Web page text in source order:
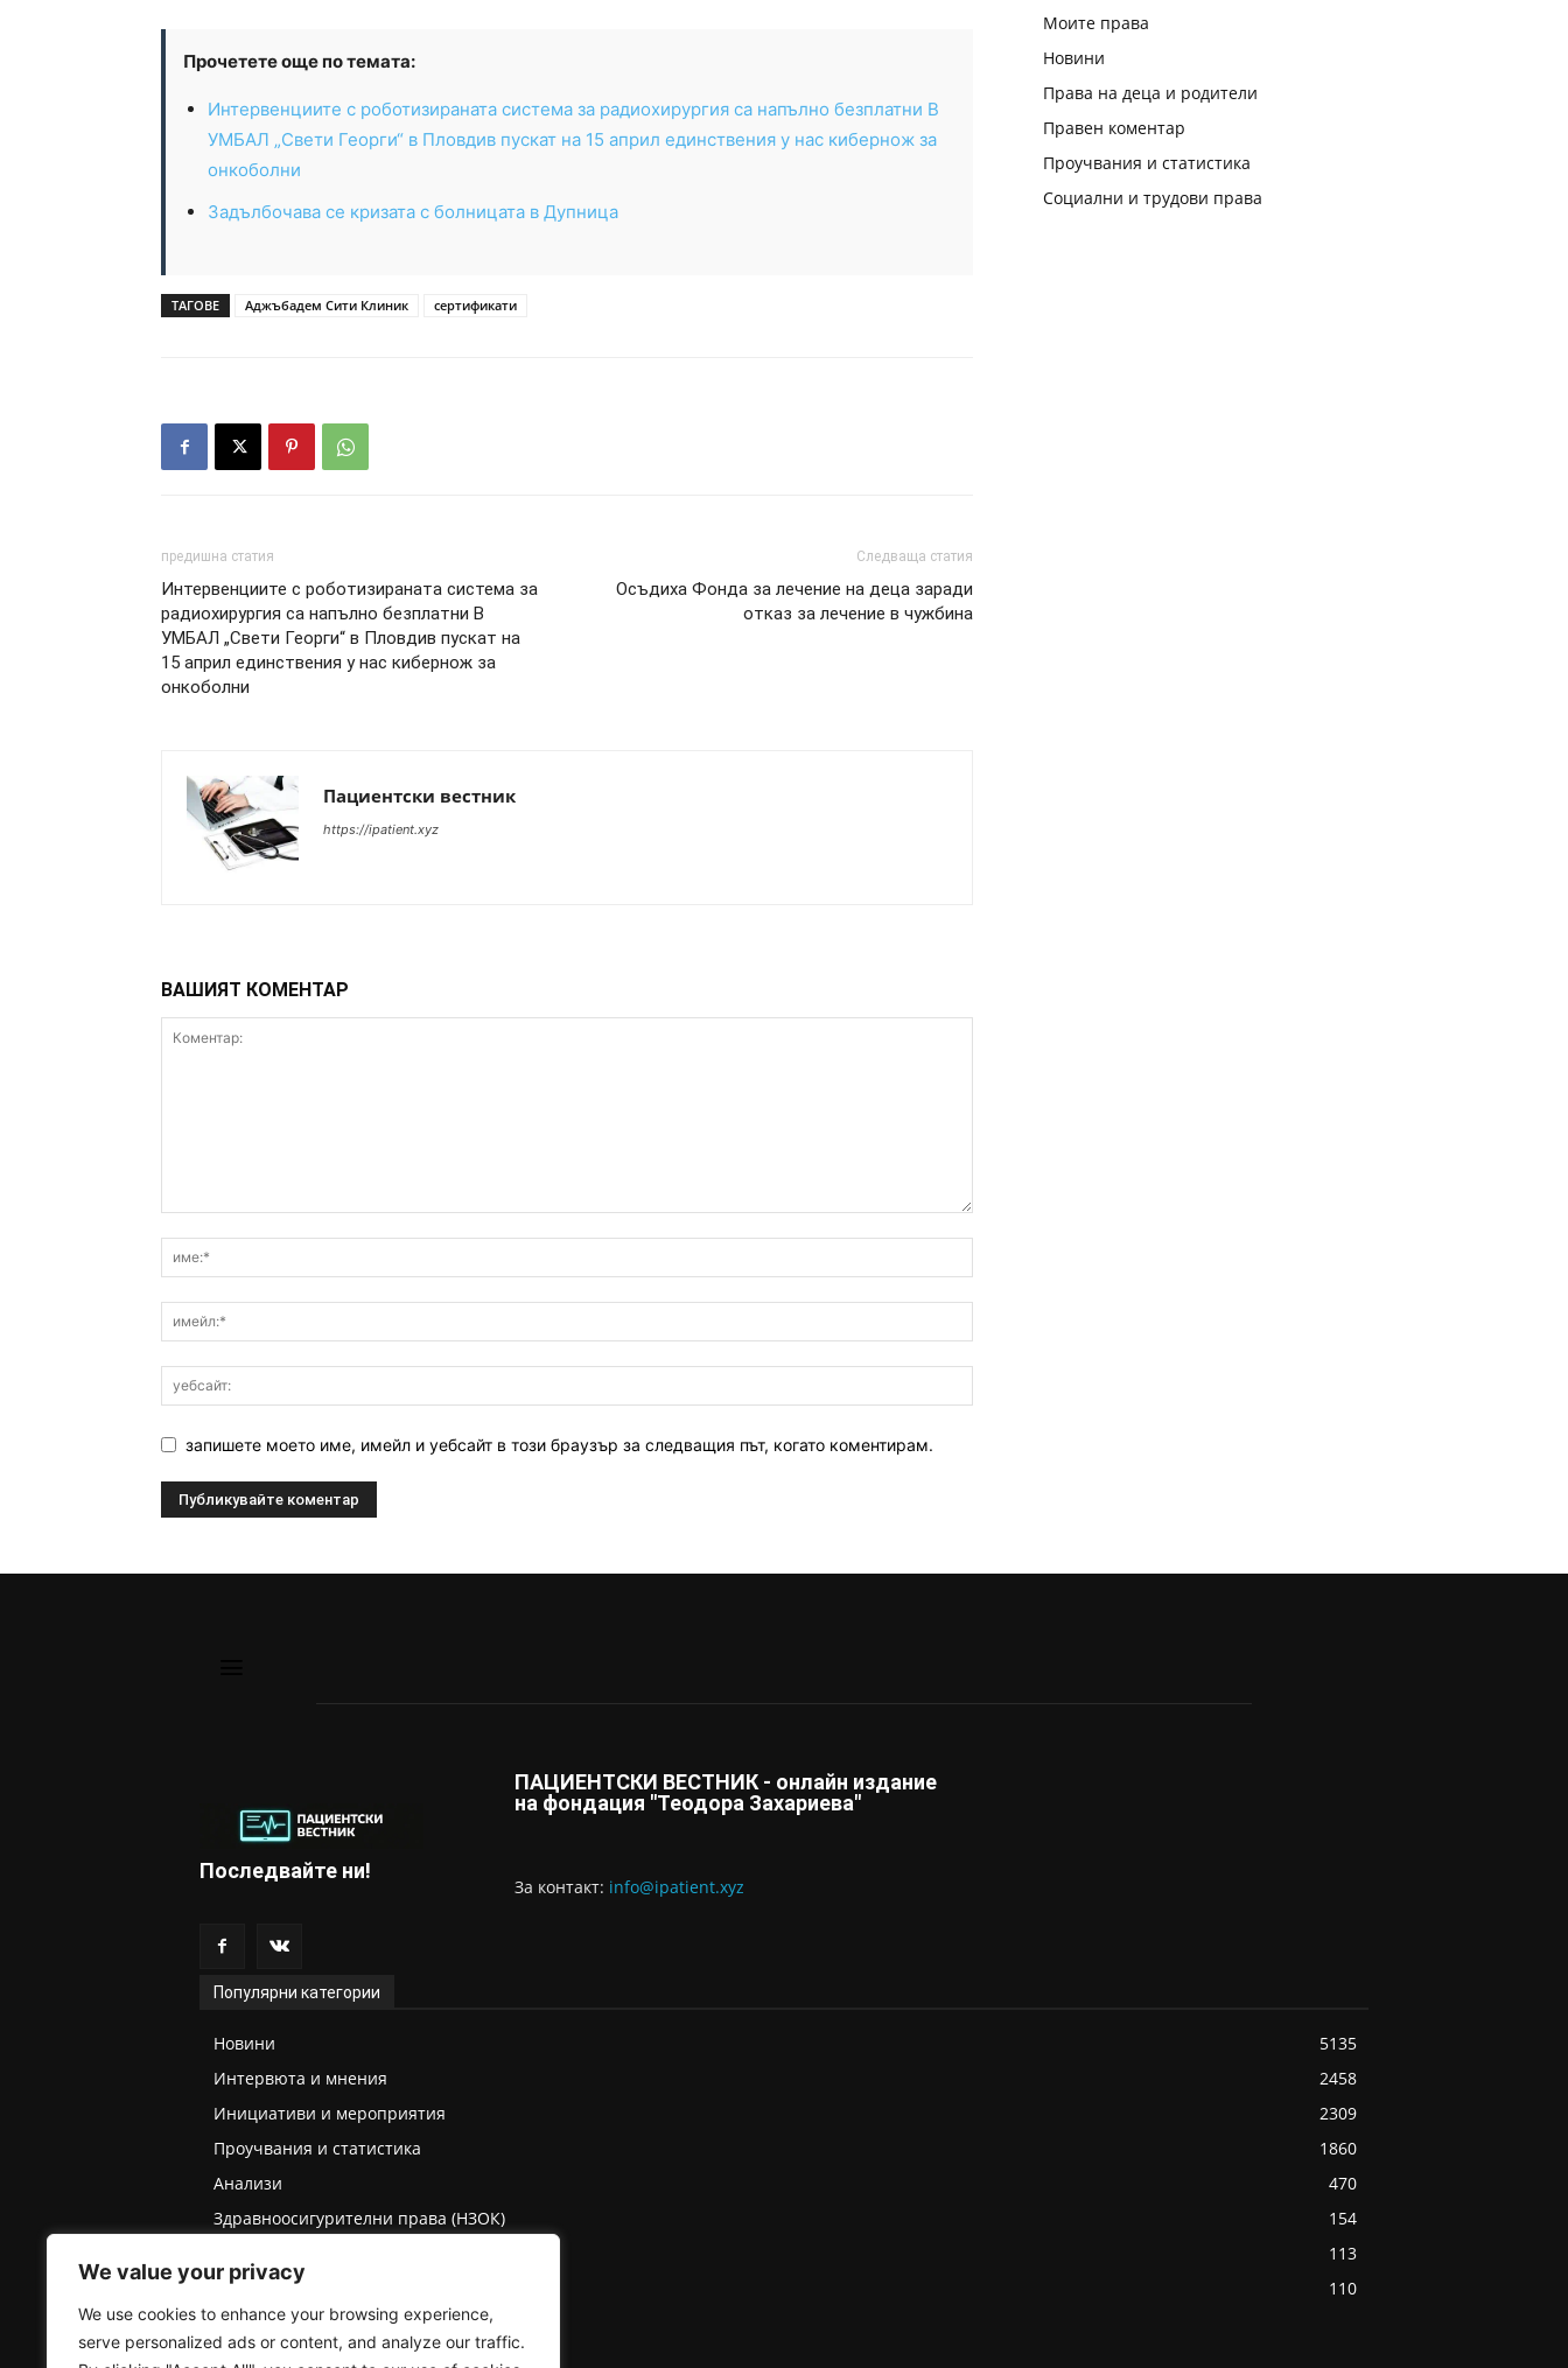
We value your privacy
We use cookies to enhance your browsing experience,
serve personalized ads or content, and analyze our traffic.
Прочетете още по темата:
Интервенциите с роботизираната система за радиохирургия са напълно безплатни В
УМБАЛ „Свети Георги“ в Пловдив пускат на 15 април единствения у нас кибернож за
онкоболни
Задълбочава се кризата с болницата в Дупница
ТАГОВЕ Аджъбадем Сити Клиник сертификати
предишна статия
Интервенциите с роботизираната система за
радиохирургия са напълно безплатни В
УМБАЛ „Свети Георги“ в Пловдив пускат на
15 април единствения у нас кибернож за
онкоболни
Следваща статия
Осъдиха Фонда за лечение на деца заради
отказ за лечение в чужбина
Пациентски вестник
https://ipatient.xyz
ВАШИЯТ КОМЕНТАР
запишете моето име, имейл и уебсайт в този браузър за следващия път, когато коментирам.
Моите права
Новини
Права на деца и родители
Правен коментар
Проучвания и статистика
Социални и трудови права
Последвайте ни!
ПАЦИЕНТСКИ ВЕСТНИК - онлайн издание
на фондация "Теодора Захариева"
За контaкт: info@ipatient.xyz
Популярни категории
Новини
5135
Интервюта и мнения
2458
Инициативи и мероприятия
2309
Проучвания и статистика
1860
Анализи
470
Здравноосигурителни права (НЗОК)
154
113
Медицинска експертиза (ТЕЛК/НЕЛК)
110